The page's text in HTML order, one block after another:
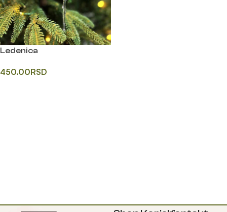
Ledenica
450.00RSD